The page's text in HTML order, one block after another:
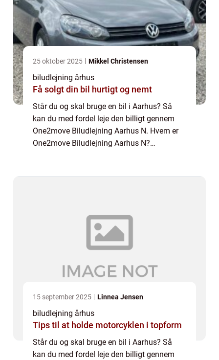
25 oktober 2025 Mikkel Christensen
biludlejning århus
Få solgt din bil hurtigt og nemt
Står du og skal bruge en bil i Aarhus? Så
kan du med fordel leje den billigt gennem
One2move Biludlejning Aarhus N. Hvem er
One2move Biludlejning Aarhus N?
15 september 2025 Linnea Jensen
biludlejning århus
Tips til at holde motorcyklen i topform
Står du og skal bruge en bil i Aarhus? Så
kan du med fordel leje den billigt gennem